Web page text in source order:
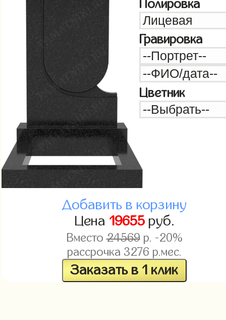
Полировка
Гравировка
Цветник
Добавить в корзину
Цена 19655руб.
Вместо24569р. -20%
рассрочка 3276 р.мес.
Заказать в 1 клик